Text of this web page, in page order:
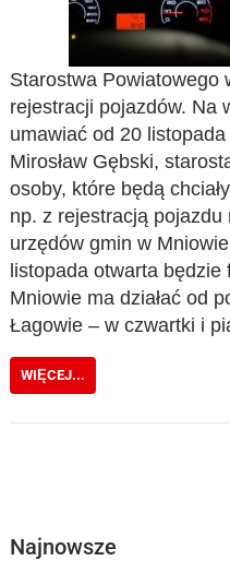
Starostwa Powiatowego
rejestracji pojazdów. Na
umawiać od 20
Mirosław Gębski,
osoby, które będą
np. z rejestracją
urzędów gmin w
listopada otwarta
Mniowie ma działać od
Łagowie – w czwartki i
WIĘCEJ...
Najnowsze